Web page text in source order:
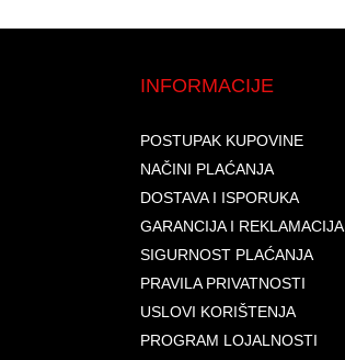
INFORMACIJE
POSTUPAK KUPOVINE
NAČINI PLAĆANJA
DOSTAVA I ISPORUKA
GARANCIJA I REKLAMACIJA
SIGURNOST PLAĆANJA
PRAVILA PRIVATNOSTI
USLOVI KORIŠTENJA
PROGRAM LOJALNOSTI